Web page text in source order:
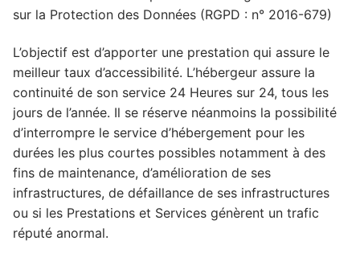
sur la Protection des Données (RGPD : n° 2016-679)
L’objectif est d’apporter une prestation qui assure le
meilleur taux d’accessibilité. L’hébergeur assure la
continuité de son service 24 Heures sur 24, tous les
jours de l’année. Il se réserve néanmoins la possibilité
d’interrompre le service d’hébergement pour les
durées les plus courtes possibles notamment à des
fins de maintenance, d’amélioration de ses
infrastructures, de défaillance de ses infrastructures
ou si les Prestations et Services génèrent un trafic
réputé anormal.